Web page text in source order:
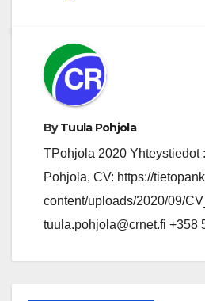
ByTuula Pohjola
TPohjola 2020 Yhteystiedot
Pohjola, CV: https://
content/uploads/2020/09/
tuula.pohjola@crnet.fi +358